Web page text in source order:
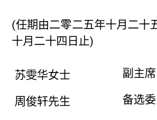
(任期由二零二五年十月二十
十月二十四日止)
苏雯华女士 副主席
周俊轩先生 备选